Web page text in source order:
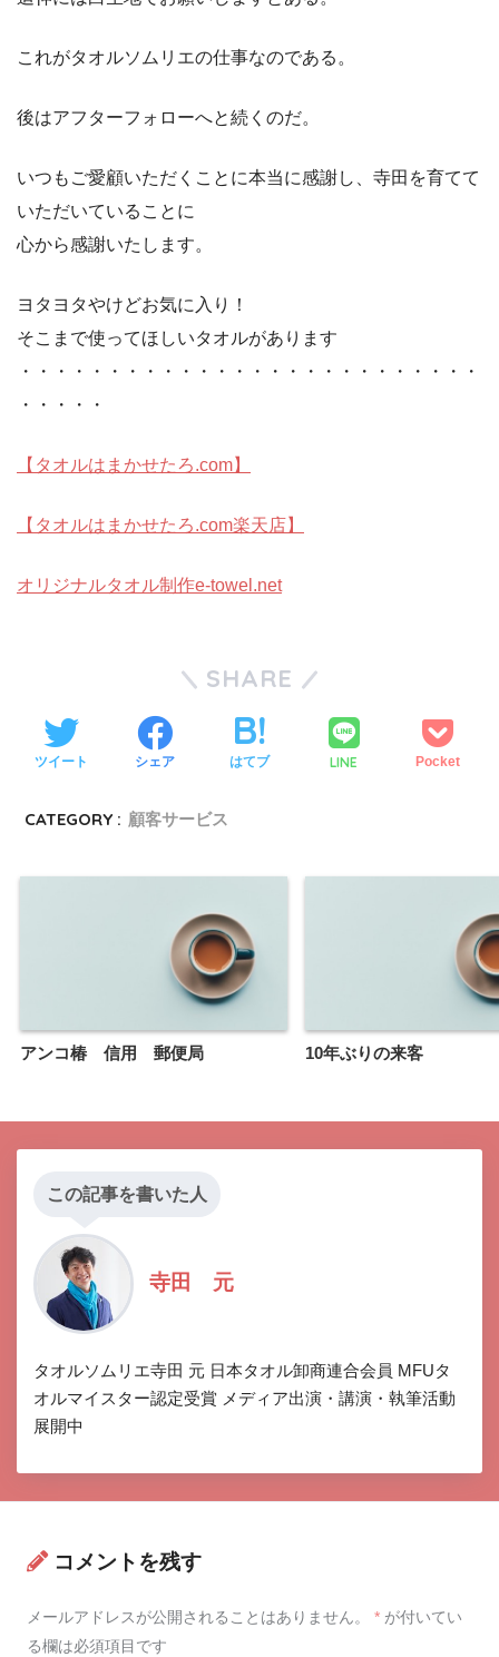
これがタオルソムリエの仕事なのである。
後はアフターフォローへと続くのだ。
いつもご愛顧いただくことに本当に感謝し、寺田を育てて
いただいていることに
心から感謝いたします。
ヨタヨタやけどお気に入り！
そこまで使ってほしいタオルがあります
・・・・・・・・・・・・・・・・・・・・・・・・・・
・・・・・
【タオルはまかせたろ.com】
【タオルはまかせたろ.com楽天店】
オリジナルタオル制作e-towel.net
SHARE
ツイート シェア はてブ LINE Pocket
CATEGORY : 顧客サービス
アンコ椿 信用 郵便局 10年ぶりの来客
この記事を書いた人
寺田 元
タオルソムリエ寺田 元 日本タオル卸商連合会員 MFUタ
オルマイスター認定受賞 メディア出演・講演・執筆活動
展開中
コメントを残す
メールアドレスが公開されることはありません。 * が付いてい
る欄は必須項目です